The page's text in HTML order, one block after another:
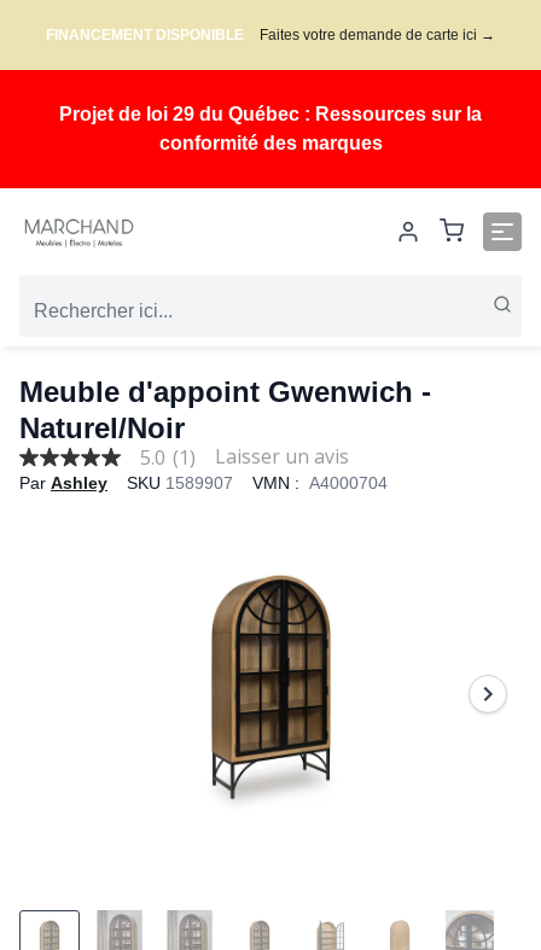
FINANCEMENT DISPONIBLE Faites votre demande de carte ici →
Projet de loi 29 du Québec : Ressources sur la
conformité des marques
Meuble d'appoint Gwenwich -
Naturel/Noir
5.0
out
5.0 (1)
Par Ashley SKU 1589907 VMN : A4000704